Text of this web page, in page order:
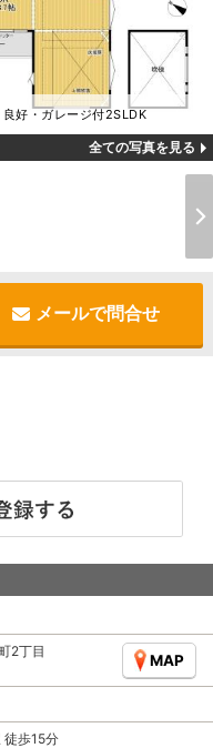
好・ガレージ付2SLDK
全ての写真を見る
メールで問合せ
2丁目
MAP
徒歩15分